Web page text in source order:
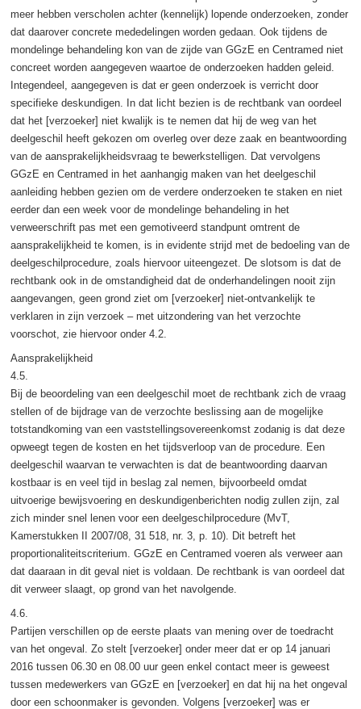
meer hebben verscholen achter (kennelijk) lopende onderzoeken, zonder
dat daarover concrete mededelingen worden gedaan. Ook tijdens de
mondelinge behandeling kon van de zijde van GGzE en Centramed niet
concreet worden aangegeven waartoe de onderzoeken hadden geleid.
Integendeel, aangegeven is dat er geen onderzoek is verricht door
specifieke deskundigen. In dat licht bezien is de rechtbank van oordeel
dat het [verzoeker] niet kwalijk is te nemen dat hij de weg van het
deelgeschil heeft gekozen om overleg over deze zaak en beantwoording
van de aansprakelijkheidsvraag te bewerkstelligen. Dat vervolgens
GGzE en Centramed in het aanhangig maken van het deelgeschil
aanleiding hebben gezien om de verdere onderzoeken te staken en niet
eerder dan een week voor de mondelinge behandeling in het
verweerschrift pas met een gemotiveerd standpunt omtrent de
aansprakelijkheid te komen, is in evidente strijd met de bedoeling van de
deelgeschilprocedure, zoals hiervoor uiteengezet. De slotsom is dat de
rechtbank ook in de omstandigheid dat de onderhandelingen nooit zijn
aangevangen, geen grond ziet om [verzoeker] niet-ontvankelijk te
verklaren in zijn verzoek – met uitzondering van het verzochte
voorschot, zie hiervoor onder 4.2.
Aansprakelijkheid
4.5.
Bij de beoordeling van een deelgeschil moet de rechtbank zich de vraag
stellen of de bijdrage van de verzochte beslissing aan de mogelijke
totstandkoming van een vaststellingsovereenkomst zodanig is dat deze
opweegt tegen de kosten en het tijdsverloop van de procedure. Een
deelgeschil waarvan te verwachten is dat de beantwoording daarvan
kostbaar is en veel tijd in beslag zal nemen, bijvoorbeeld omdat
uitvoerige bewijsvoering en deskundigenberichten nodig zullen zijn, zal
zich minder snel lenen voor een deelgeschilprocedure (MvT,
Kamerstukken II 2007/08, 31 518, nr. 3, p. 10). Dit betreft het
proportionaliteitscriterium. GGzE en Centramed voeren als verweer aan
dat daaraan in dit geval niet is voldaan. De rechtbank is van oordeel dat
dit verweer slaagt, op grond van het navolgende.
4.6.
Partijen verschillen op de eerste plaats van mening over de toedracht
van het ongeval. Zo stelt [verzoeker] onder meer dat er op 14 januari
2016 tussen 06.30 en 08.00 uur geen enkel contact meer is geweest
tussen medewerkers van GGzE en [verzoeker] en dat hij na het ongeval
door een schoonmaker is gevonden. Volgens [verzoeker] was er